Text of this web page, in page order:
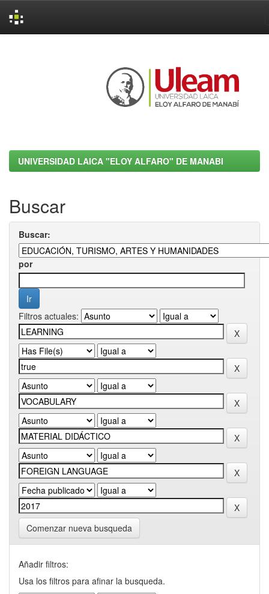
UNIVERSIDAD LAICA "ELOY ALFARO" DE MANABI
Buscar
Buscar:
por
Filtros actuales:
Comenzar nueva busqueda
Añadir filtros:
Usa los filtros para afinar la busqueda.